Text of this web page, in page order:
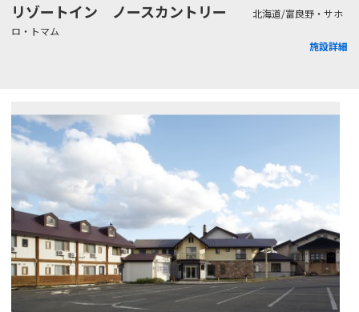
リゾートイン ノースカントリー
北海道/富良野・サホ
ロ・トマム
施設詳細